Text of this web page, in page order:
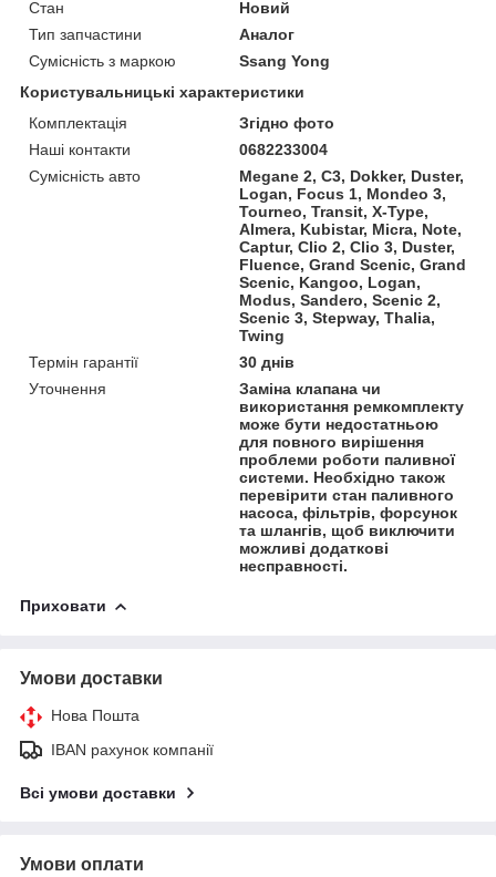
Стан
Новий
Тип запчастини
Аналог
Сумісність з маркою
Ssang Yong
Користувальницькі характеристики
Комплектація
Згідно фото
Наші контакти
0682233004
Сумісність авто
Megane 2, C3, Dokker, Duster,
Logan, Focus 1, Mondeo 3,
Tourneo, Transit, X-Type,
Almera, Kubistar, Micra, Note,
Captur, Clio 2, Clio 3, Duster,
Fluence, Grand Scenic, Grand
Scenic, Kangoo, Logan,
Modus, Sandero, Scenic 2,
Scenic 3, Stepway, Thalia,
Twing
Термін гарантії
30 днів
Уточнення
Заміна клапана чи
використання ремкомплекту
може бути недостатньою
для повного вирішення
проблеми роботи паливної
системи. Необхідно також
перевірити стан паливного
насоса, фільтрів, форсунок
та шлангів, щоб виключити
можливі додаткові
несправності.
Приховати
Умови доставки
Нова Пошта
IBAN рахунок компанії
Всі умови доставки
Умови оплати